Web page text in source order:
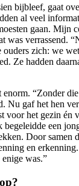
bijbleef, gaat
al veel
gaan. Mijn
was verrassend.
ouders zich: we
Ze hadden
enorm. “Zonder
Nu gaf het hen
voor het gezin én
een
Door samen
en
was.”